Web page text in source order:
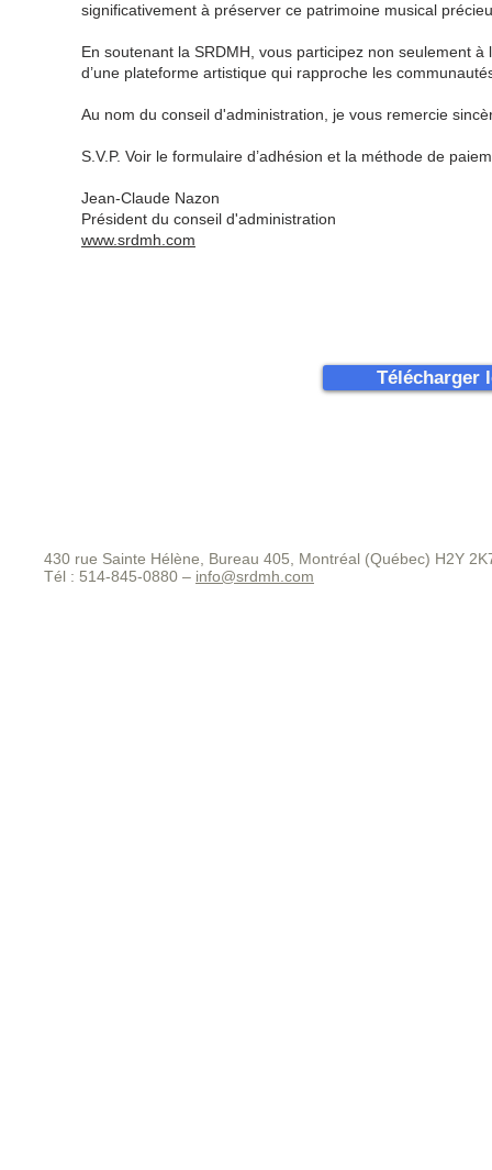
significativement à préserver ce patrimoine musical
En soutenant la SRDMH, vous participez non seulement
d’une plateforme artistique qui rapproche les
Au nom du conseil d'administration, je vous remercie
S.V.P. Voir le formulaire d’adhésion et la méthode de
Jean-Claude Nazon
Président du conseil d'administration
www.srdmh.com
Télécharger
430 rue Sainte Hélène, Bureau 405, Montréal (Québec) H2Y
Tél : 514-845-0880 – info@srdmh.com